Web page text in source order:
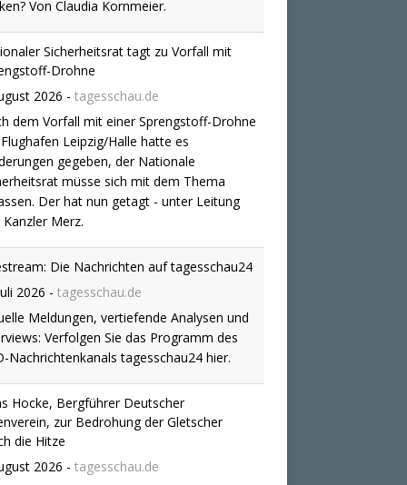
Der hat nun getagt - unter Leitung
Merz.
Die Nachrichten auf tagesschau24
2026-tagesschau.de
Meldungen, vertiefende Analysen und
Verfolgen Sie das Programm des
Nachrichtenkanals tagesschau24 hier.
Hocke, Bergführer Deutscher
zur Bedrohung der Gletscher
die Hitze
2026- tagesschau.de
Hocke, Bergführer Deutscher
zur Bedrohung der Gletscher
die Hitze